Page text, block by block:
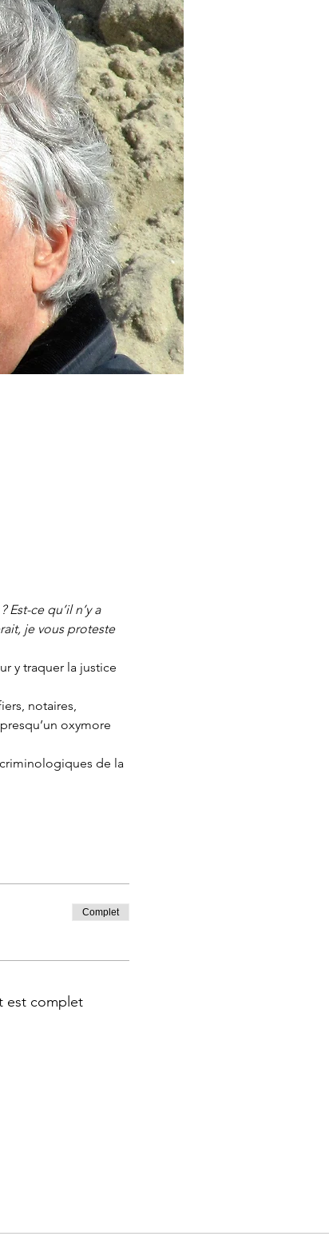
ce qu’il n’y a
je vous proteste
y traquer la justice
notaires,
oxymore
de la
Complet
est complet